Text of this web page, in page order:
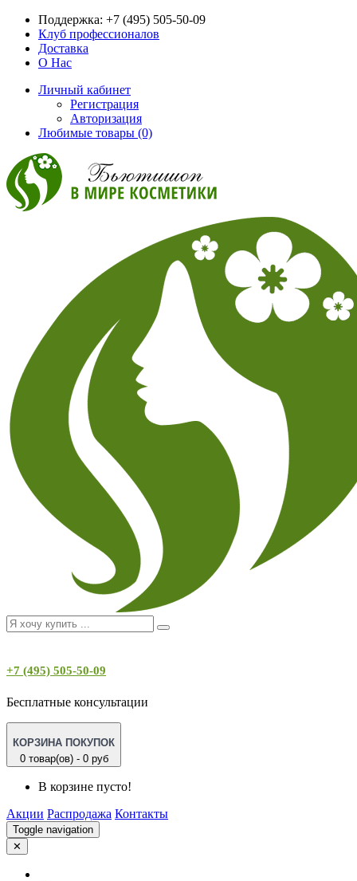
Поддержка: +7 (495) 505-50-09
Клуб профессионалов
Доставка
О Нас
Личный кабинет
Регистрация
Авторизация
Любимые товары (0)
+7 (495) 505-50-09
Бесплатные консультации
КОРЗИНА ПОКУПОК
0 товар(ов) - 0 руб
В корзине пусто!
Акции Распродажа Контакты
Toggle navigation
✕